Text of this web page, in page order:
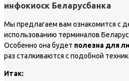
инфокиоск Беларусбанка
Мы предлагаем вам ознакомится с
использованию терминалов
Особенно она будет полезна для
раз сталкиваются с подобной
Итак: